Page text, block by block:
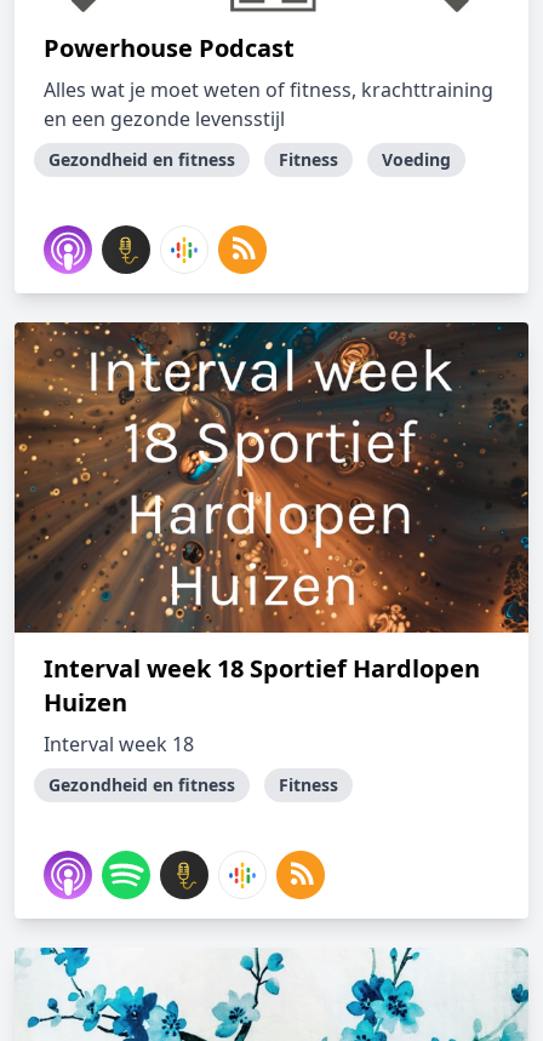
Powerhouse Podcast
Alles wat je moet weten of fitness, krachttraining
en een gezonde levensstijl
Gezondheid en fitness Fitness Voeding
Interval week 18 Sportief Hardlopen
Huizen
Interval week 18
Gezondheid en fitness Fitness